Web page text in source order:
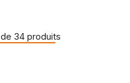
34 produits